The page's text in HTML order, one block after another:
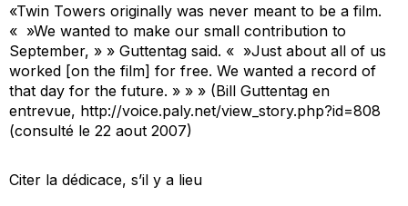
«Twin Towers originally was never meant to be a film.
« »We wanted to make our small contribution to
September, » » Guttentag said. « »Just about all of us
worked [on the film] for free. We wanted a record of
that day for the future. » » » (Bill Guttentag en
entrevue, http://voice.paly.net/view_story.php?id=808
(consulté le 22 aout 2007)
Citer la dédicace, s’il y a lieu